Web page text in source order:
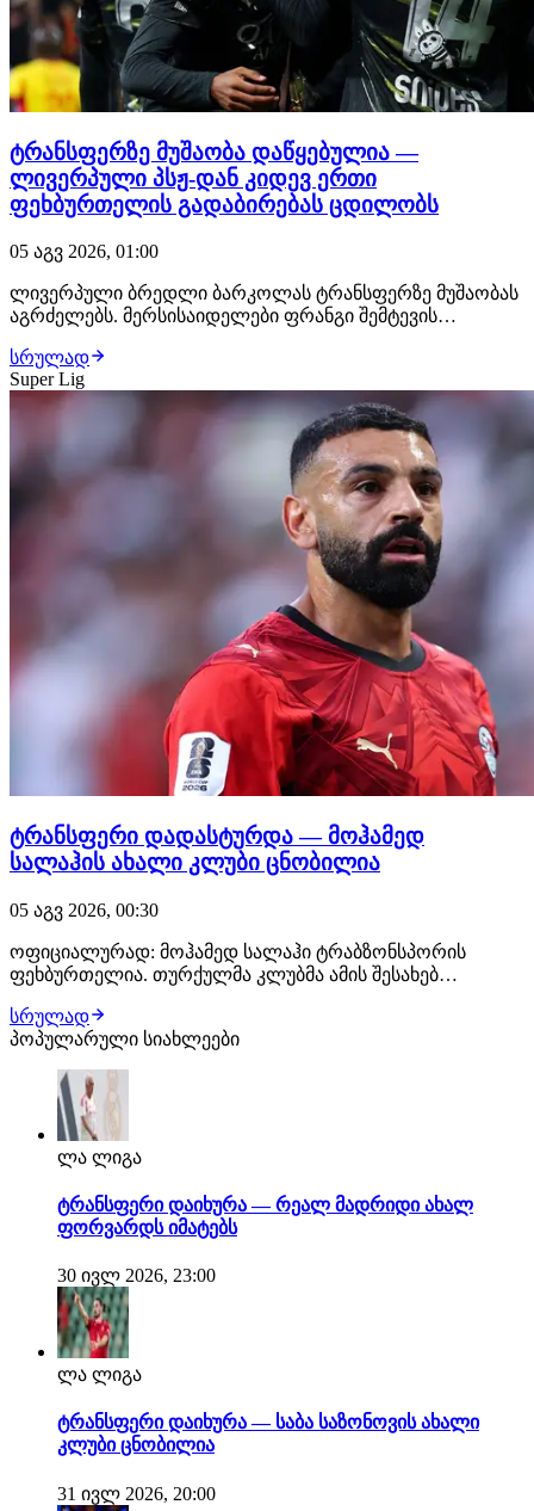
ტრანსფერზე მუშაობა დაწყებულია —
ლივერპული პსჟ-დან კიდევ ერთი
ფეხბურთელის გადაბირებას ცდილობს
05 აგვ 2026, 01:00
ლივერპული ბრედლი ბარკოლას ტრანსფერზე მუშაობას
აგრძელებს. მერსისაიდელები ფრანგი შემტევის
მიუხედავად ფეხბურთელის სურვილისა, მხარეებს შორის
საბოლოო შეთანხმება ჯერ არ არსებობს. პარიზული
კლუბი ბარკოლას დაახლოებით €150 მილიონად
სრულად
Super Lig
ტრანსფერი დადასტურდა — მოჰამედ
სალაჰის ახალი კლუბი ცნობილია
05 აგვ 2026, 00:30
ოფიციალურად: მოჰამედ სალაჰი ტრაბზონსპორის
ფეხბურთელია. თურქულმა კლუბმა ამის შესახებ
შორის 2-წლიანი კონტრაქტი გაფორმდა, ეგვიპტელის
წლიური ანაზღაურება კი €17 მილიონი იქნება. სალაჰის
დამატებას ბეშიქთაში, MLS-ისა და საუდის არაბეთის…
სრულად
პოპულარული სიახლეები
ლა ლიგა
ტრანსფერი დაიხურა — რეალ მადრიდი ახალ
ფორვარდს იმატებს
30 ივლ 2026, 23:00
ლა ლიგა
ტრანსფერი დაიხურა — საბა საზონოვის ახალი
კლუბი ცნობილია
31 ივლ 2026, 20:00